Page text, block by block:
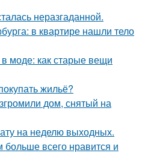
неразгаданной.
в квартире нашли тело
моде: как старые вещи
жильё?
дом, снятый на
на неделю выходных.
больше всего нравится и